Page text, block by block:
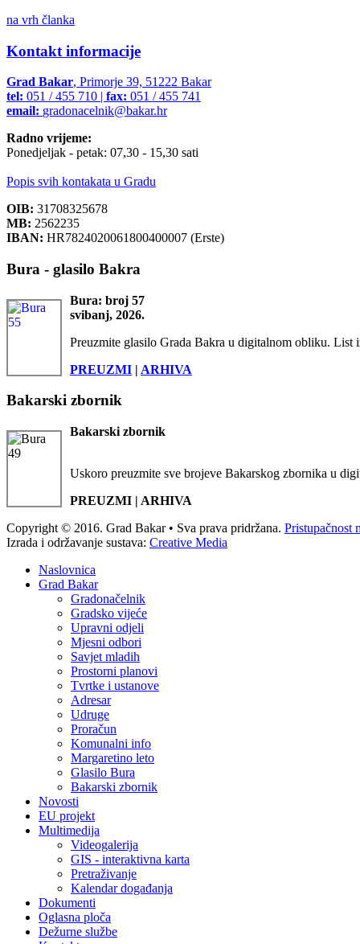
na vrh članka
Kontakt informacije
Grad Bakar, Primorje 39, 51222 Bakar
tel: 051 / 455 710 | fax: 051 / 455 741
email: gradonacelnik@bakar.hr
Radno vrijeme:
Ponedjeljak - petak: 07,30 - 15,30 sati
Popis svih kontakata u Gradu
OIB: 31708325678
MB: 2562235
IBAN: HR7824020061800400007 (Erste)
Bura - glasilo Bakra
Bura: broj 57
svibanj, 2026.
Preuzmite glasilo Grada Bakra u digitalnom obliku. List
PREUZMI | ARHIVA
Bakarski zbornik
Bakarski zbornik
Uskoro preuzmite sve brojeve Bakarskog zbornika u
PREUZMI | ARHIVA
Copyright © 2016. Grad Bakar • Sva prava pridržana. Pristupačnost
Izrada i održavanje sustava: Creative Media
Naslovnica
Grad Bakar
Gradonačelnik
Gradsko vijeće
Upravni odjeli
Mjesni odbori
Savjet mladih
Prostorni planovi
Tvrtke i ustanove
Adresar
Udruge
Proračun
Komunalni info
Margaretino leto
Glasilo Bura
Bakarski zbornik
Novosti
EU projekt
Multimedija
Videogalerija
GIS - interaktivna karta
Pretraživanje
Kalendar događanja
Dokumenti
Oglasna ploča
Dežurne službe